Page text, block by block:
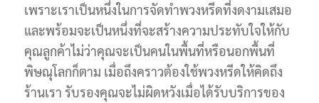
เพราะเราเป็นหนึ่งในการจัดทำพวงหรีดที่งดงามเสมอ
และพร้อมจะเป็นหนึ่งที่จะสร้างความประทับใจให้กับ
คุณลูกค้าไม่ว่าคุณจะเป็นคนในพื้นที่หรือนอกพื้นที่
พิษณุโลกก็ตาม เมื่อถึงคราวต้องใช้พวงหรีดให้คิดถึง
ร้านเรา รับรองคุณจะไม่ผิดหวังเมื่อได้รับบริการของ